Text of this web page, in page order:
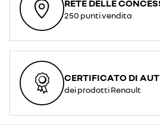
RETE DELLE
250 punti vendita
CERTIFICATO DI
dei prodotti Renault